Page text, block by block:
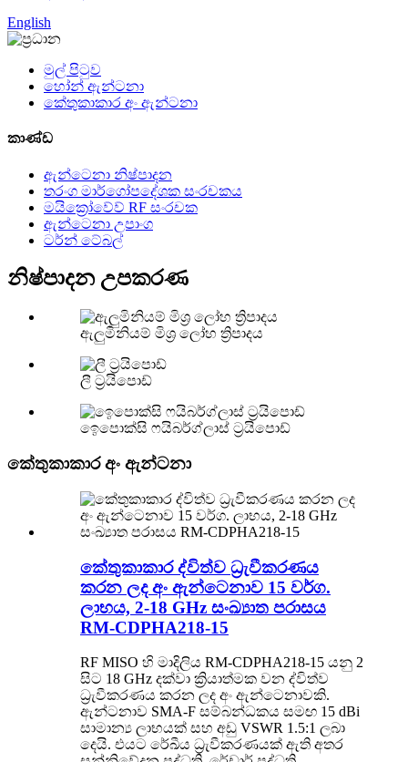
English
මුල් පිටුව
හෝන් ඇන්ටනා
කේතුකාකාර අං ඇන්ටනා
කාණ්ඩ
ඇන්ටෙනා නිෂ්පාදන
තරංග මාර්ගෝපදේශක සංරචකය
මයික්‍රෝවේව් RF සංරචක
ඇන්ටෙනා උපාංග
ටර්න් ටේබල්
නිෂ්පාදන උපකරණ
ඇලුමිනියම් මිශ්‍ර ලෝහ ත්‍රිපාදය
ලී ට්‍රයිපොඩ්
ඉෙපොක්සි ෆයිබර්ග්ලාස් ට්‍රයිපොඩ්
කේතුකාකාර අං ඇන්ටනා
කේතුකාකාර ද්විත්ව ධ්‍රැවීකරණය
කරන ලද අං ඇන්ටෙනාව 15 වර්ග.
ලාභය, 2-18 GHz සංඛ්‍යාත පරාසය
RM-CDPHA218-15
RF MISO හි මාදිලිය RM-CDPHA218-15 යනු 2
සිට 18 GHz දක්වා ක්‍රියාත්මක වන ද්විත්ව
ධ්‍රැවීකරණය කරන ලද අං ඇන්ටෙනාවකි.
ඇන්ටනාව SMA-F සම්බන්ධකය සමඟ 15 dBi
සාමාන්‍ය ලාභයක් සහ අඩු VSWR 1.5:1 ලබා
දෙයි. එයට රේඛීය ධ්‍රැවීකරණයක් ඇති අතර